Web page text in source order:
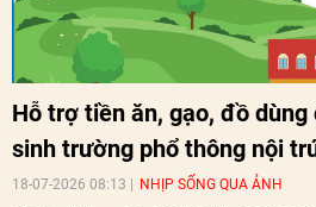
Hỗ trợ tiền ăn, gạo, đồ dùng
sinh trường phổ thông nội
18-07-2026 08:13 NHỊP SỐNG QUA ẢNH